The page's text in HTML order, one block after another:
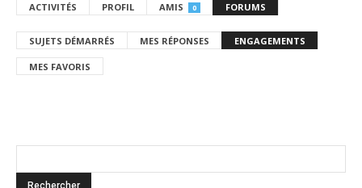
ACTIVITÉS PROFIL AMIS 0 FORUMS
SUJETS DÉMARRÉS MES RÉPONSES ENGAGEMENTS
MES FAVORIS